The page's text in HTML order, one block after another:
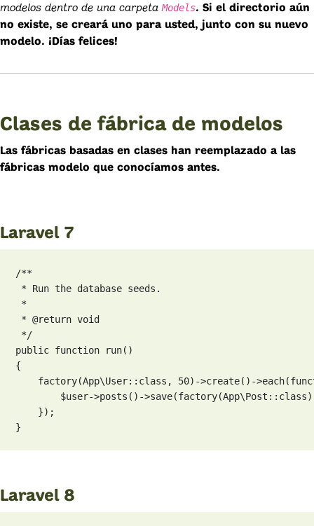
modelos dentro de una carpetaModels. Si el directorio aún
no existe, se creará uno para usted, junto con su nuevo
modelo. ¡Días felices!
Clases de fábrica de modelos
Las fábricas basadas en clases han reemplazado a las
fábricas modelo que conocíamos antes.
Laravel 7
/**
* Run the database seeds.
*
* @return void
*/
public function run()
{
factory(App\User::class, 50)->create()-
$user->posts()-
    });
}
Laravel 8